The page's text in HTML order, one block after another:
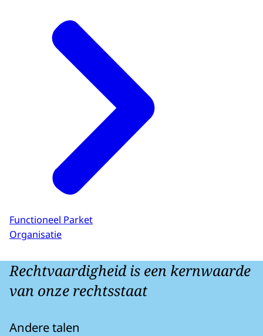
Functioneel Parket
Organisatie
Rechtvaardigheid is een kernwaarde
van onze rechtsstaat
Andere talen